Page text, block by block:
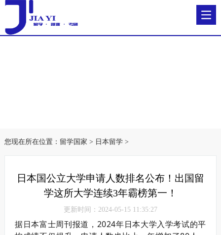
您现在所在位置： 留学国家 > 日本留学>
日本国公立大学申请人数排名公布！出国留
学这所大学连续3年霸榜第一！
更新时间：2024-05-15 11:35:27
据日本富士周刊报道，2024年日本大学入学考试的平